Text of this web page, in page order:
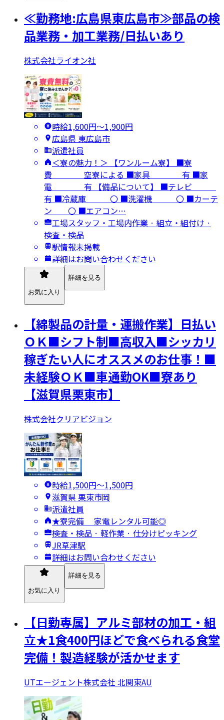
≪勤務地:広島県東広島市≫部品の検
品業務・加工業務/日払いあり
株式会社ライオン社
時給1,600円〜1,900円
広島県 東広島市
派遣社員
＜寮の魅力！＞ 【ワンルーム寮】 ■寮
費 空寮による ■家具 有 ■家
電 有 【備品について】 ■テレビ
有 ■冷蔵庫 〇 ■洗濯機 〇 ■カーテ
ン 〇 ■エアコン…
工場スタッフ・工場内作業 · 組立・組付け ·
検査・検品
駅情報未掲載
詳細はお問い合わせください
お気に入り
詳細を見る
【綿製品の計量・運搬作業】日払い
ＯＫ■シフト制■高収入■シッカリ
稼ぎたい人にオススメのお仕事！■
未経験ＯＫ■車通勤OK■寮あり
【滋賀県栗東市】
株式会社クリアビジョン
時給1,500円〜1,500円
滋賀県 栗東市岡
派遣社員
★寮完備 家電レンタル可能◎
検査・検品 · 軽作業 · 仕分けピッキング
JR草津駅
詳細はお問い合わせください
お気に入り
詳細を見る
【日勤専属】アルミ部材の加工・組
立★1食400円ほどで食べられる食堂
完備！製造経験が活かせます
UTエージェント株式会社 北関東AU